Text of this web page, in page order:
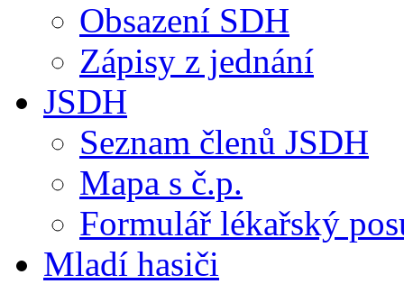
Obsazení SDH
Zápisy z jednání
JSDH
Seznam členů JSDH
Mapa s č.p.
Formulář lékařský
Mladí hasiči